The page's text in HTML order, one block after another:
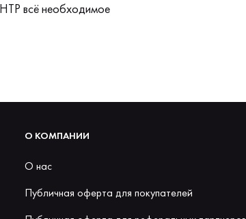
всё необходимое
О КОМПАНИИ
О нас
Публичная оферта для покупателей